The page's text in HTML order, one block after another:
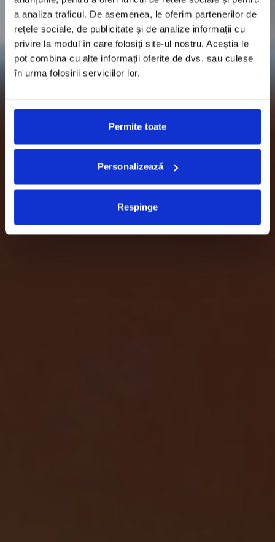
a analiza traficul. De asemenea, le oferim partenerilor de
rețele sociale, de publicitate și de analize informații cu
privire la modul în care folosiți site-ul nostru. Aceștia le
pot combina cu alte informații oferite de dvs. sau culese
în urma folosirii serviciilor lor.
Permite toate
Personalizează
Respinge